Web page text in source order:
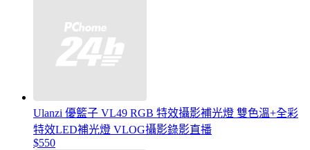
Ulanzi 優籃子 VL49 RGB 特效攝影補光燈 雙色溫+全彩
特效LED補光燈 VLOG攝影錄影直播
$550